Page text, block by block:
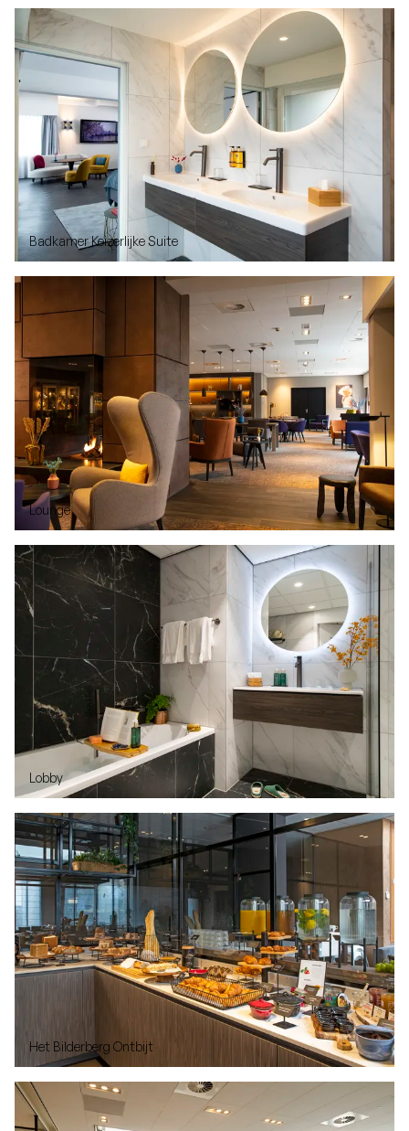
Badkamer Keizerlijke Suite
Lounge
Lobby
Het Bilderberg Ontbijt